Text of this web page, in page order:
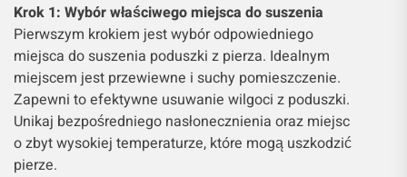
Krok 1: Wybór właściwego miejsca do suszenia
Pierwszym krokiem jest wybór odpowiedniego
miejsca do suszenia poduszki z pierza. Idealnym
miejscem jest przewiewne i suchy pomieszczenie.
Zapewni to efektywne usuwanie wilgoci z poduszki.
Unikaj bezpośredniego nasłonecznienia oraz miejsc
o zbyt wysokiej temperaturze, które mogą uszkodzić
pierze.